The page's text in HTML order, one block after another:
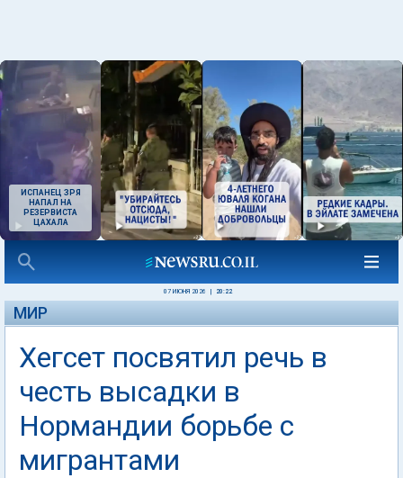
ИСПАНЕЦ ЗРЯ
НАПАЛ НА
РЕЗЕРВИСТА
ЦАХАЛА
07 ИЮНЯ 2026 20:22
МИР
Хегсет посвятил речь в
честь высадки в
Нормандии борьбе с
мигрантами